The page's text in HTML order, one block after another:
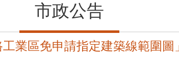
市政公告
業區免申請指定建築線範圍圖